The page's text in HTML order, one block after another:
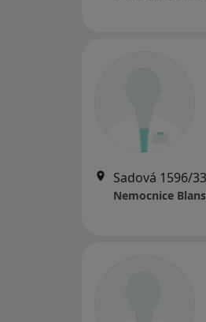
Sadová 1596/
Nemocnice